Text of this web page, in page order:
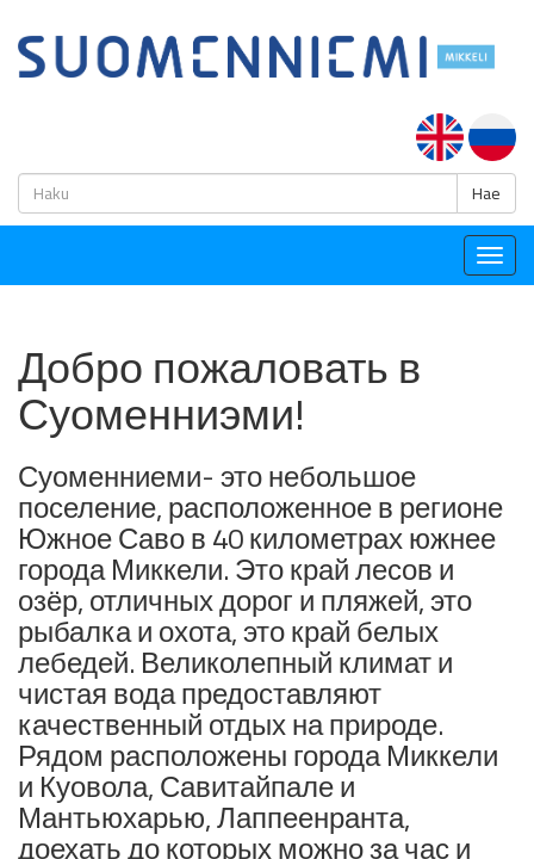
Hae
Добро пожаловать в
Суоменниэми!
Суоменниеми- это небольшое
поселение, расположенное в регионе
Южное Саво в 40 километрах южнее
города Миккели. Это край лесов и
озёр, отличных дорог и пляжей, это
рыбалка и охота, это край белых
лебедей. Великолепный климат и
чистая вода предоставляют
качественный отдых на природе.
Рядом расположены города Миккели
и Куовола, Савитайпале и
Мантьюхарью, Лаппеенранта,